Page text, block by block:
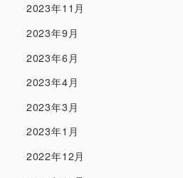
2023年11月
2023年9月
2023年6月
2023年4月
2023年3月
2023年1月
2022年12月